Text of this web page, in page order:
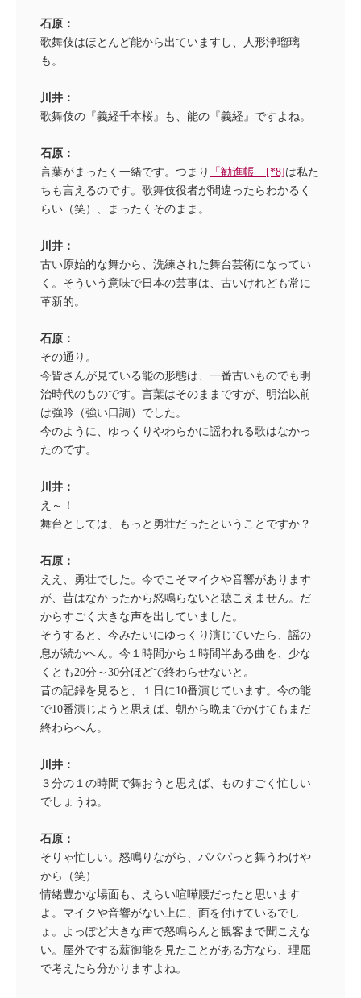
石原：
歌舞伎はほとんど能から出ていますし、人形浄瑠璃
も。
川井：
歌舞伎の『義経千本桜』も、能の『義経』ですよね。
石原：
言葉がまったく一緒です。つまり
「勧進帳」[*8]は私た
ちも言えるのです。歌舞伎役者が間違ったらわかるく
らい（笑）、まったくそのまま。
川井：
古い原始的な舞から、洗練された舞台芸術になってい
く。そういう意味で日本の芸事は、古いけれども常に
革新的。
石原：
その通り。
今皆さんが見ている能の形態は、一番古いものでも明
治時代のものです。言葉はそのままですが、明治以前
は強吟（強い口調）でした。
今のように、ゆっくりやわらかに謡われる歌はなかっ
たのです。
川井：
え～！
舞台としては、もっと勇壮だったということですか？
石原：
ええ、勇壮でした。今でこそマイクや音響があります
が、昔はなかったから怒鳴らないと聴こえません。だ
からすごく大きな声を出していました。
そうすると、今みたいにゆっくり演じていたら、謡の
息が続かへん。今１時間から１時間半ある曲を、少な
くとも20分～30分ほどで終わらせないと。
昔の記録を見ると、１日に10番演じています。今の能
で10番演じようと思えば、朝から晩までかけてもまだ
終わらへん。
川井：
３分の１の時間で舞おうと思えば、ものすごく忙しい
でしょうね。
石原：
そりゃ忙しい。怒鳴りながら、パパパっと舞うわけや
から（笑）
情緒豊かな場面も、えらい喧嘩腰だったと思います
よ。マイクや音響がない上に、面を付けているでし
ょ。よっぽど大きな声で怒鳴らんと観客まで聞こえな
い。屋外でする薪御能を見たことがある方なら、理屈
で考えたら分かりますよね。